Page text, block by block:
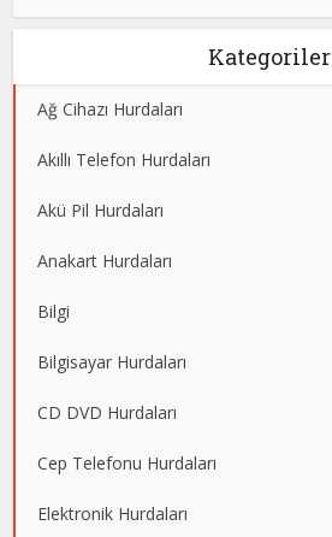
Kategoriler
Ağ Cihazı Hurdaları
Akıllı Telefon Hurdaları
Akü Pil Hurdaları
Anakart Hurdaları
Bilgi
Bilgisayar Hurdaları
CD DVD Hurdaları
Cep Telefonu Hurdaları
Elektronik Hurdaları